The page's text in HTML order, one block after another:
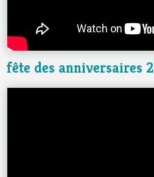
fête des anniversaires 2